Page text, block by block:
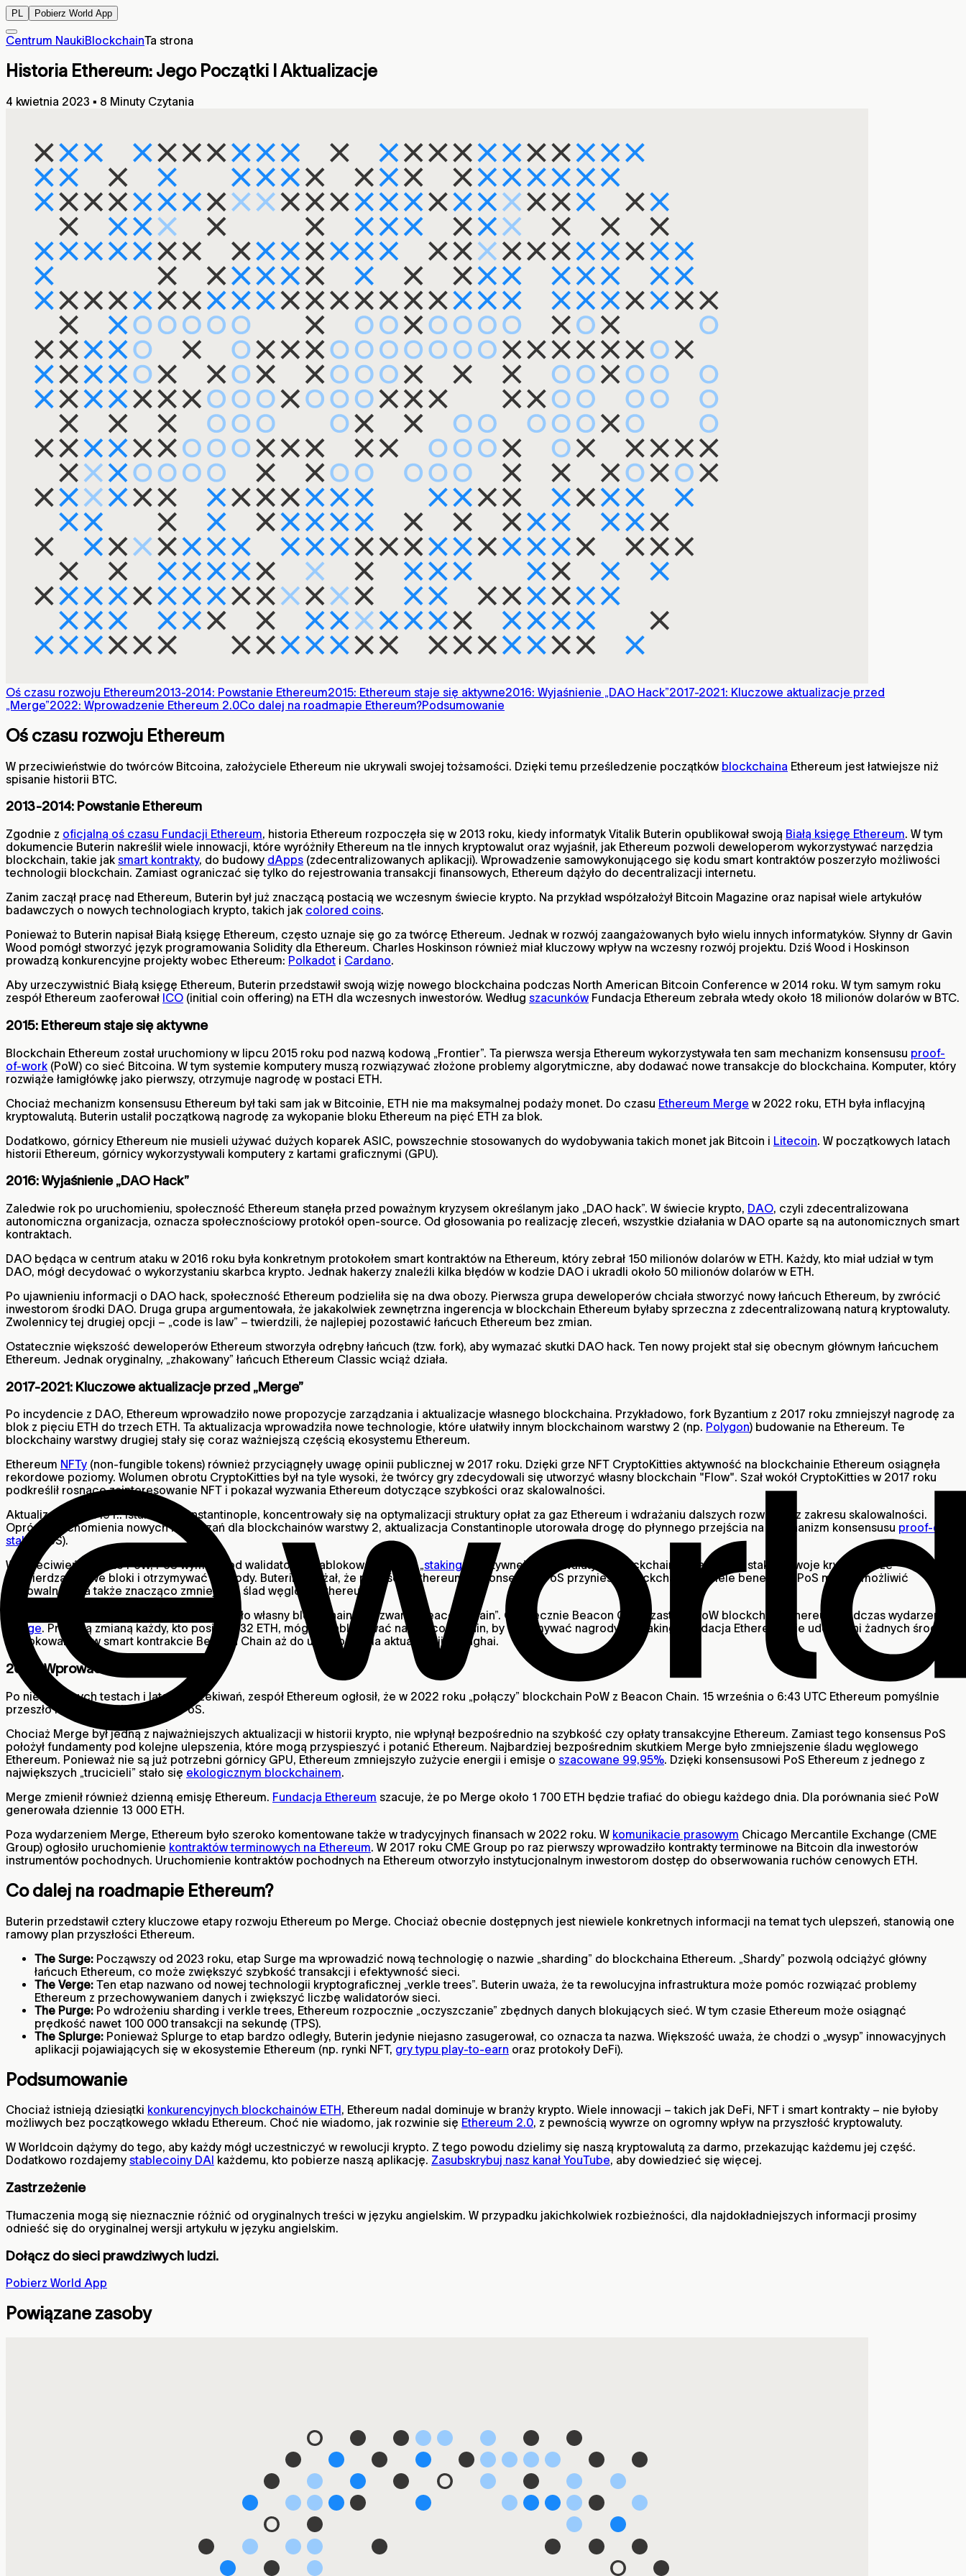
PL Pobierz World App
Centrum NaukiBlockchainTa strona
Historia Ethereum: Jego Początki I Aktualizacje
4 kwietnia 2023 ▪ 8 Minuty Czytania
Oś czasu rozwoju Ethereum2013-2014: Powstanie Ethereum2015: Ethereum staje się aktywne2016: Wyjaśnienie „DAO Hack”2017-2021: Kluczowe aktualizacje przed
„Merge”2022: Wprowadzenie Ethereum 2.0Co dalej na roadmapie Ethereum?Podsumowanie
Oś czasu rozwoju Ethereum
W przeciwieństwie do twórców Bitcoina, założyciele Ethereum nie ukrywali swojej tożsamości. Dzięki temu prześledzenie początków blockchaina Ethereum jest łatwiejsze niż
spisanie historii BTC.
2013-2014: Powstanie Ethereum
Zgodnie z oficjalną oś czasu Fundacji Ethereum, historia Ethereum rozpoczęła się w 2013 roku, kiedy informatyk Vitalik Buterin opublikował swoją Białą księgę Ethereum. W tym
dokumencie Buterin nakreślił wiele innowacji, które wyróżniły Ethereum na tle innych kryptowalut oraz wyjaśnił, jak Ethereum pozwoli deweloperom wykorzystywać narzędzia
blockchain, takie jak smart kontrakty, do budowy dApps (zdecentralizowanych aplikacji). Wprowadzenie samowykonującego się kodu smart kontraktów poszerzyło możliwości
technologii blockchain. Zamiast ograniczać się tylko do rejestrowania transakcji finansowych, Ethereum dążyło do decentralizacji internetu.
Zanim zaczął pracę nad Ethereum, Buterin był już znaczącą postacią we wczesnym świecie krypto. Na przykład współzałożył Bitcoin Magazine oraz napisał wiele artykułów
badawczych o nowych technologiach krypto, takich jak colored coins.
Ponieważ to Buterin napisał Białą księgę Ethereum, często uznaje się go za twórcę Ethereum. Jednak w rozwój zaangażowanych było wielu innych informatyków. Słynny dr Gavin
Wood pomógł stworzyć język programowania Solidity dla Ethereum. Charles Hoskinson również miał kluczowy wpływ na wczesny rozwój projektu. Dziś Wood i Hoskinson
prowadzą konkurencyjne projekty wobec Ethereum: Polkadot i Cardano.
Aby urzeczywistnić Białą księgę Ethereum, Buterin przedstawił swoją wizję nowego blockchaina podczas North American Bitcoin Conference w 2014 roku. W tym samym roku
zespół Ethereum zaoferował ICO (initial coin offering) na ETH dla wczesnych inwestorów. Według szacunków Fundacja Ethereum zebrała wtedy około 18 milionów dolarów w BTC.
2015: Ethereum staje się aktywne
Blockchain Ethereum został uruchomiony w lipcu 2015 roku pod nazwą kodową „Frontier”. Ta pierwsza wersja Ethereum wykorzystywała ten sam mechanizm konsensusu proof-
of-work (PoW) co sieć Bitcoina. W tym systemie komputery muszą rozwiązywać złożone problemy algorytmiczne, aby dodawać nowe transakcje do blockchaina. Komputer, który
rozwiąże łamigłówkę jako pierwszy, otrzymuje nagrodę w postaci ETH.
Chociaż mechanizm konsensusu Ethereum był taki sam jak w Bitcoinie, ETH nie ma maksymalnej podaży monet. Do czasu Ethereum Merge w 2022 roku, ETH była inflacyjną
kryptowalutą. Buterin ustalił początkową nagrodę za wykopanie bloku Ethereum na pięć ETH za blok.
Dodatkowo, górnicy Ethereum nie musieli używać dużych koparek ASIC, powszechnie stosowanych do wydobywania takich monet jak Bitcoin i Litecoin. W początkowych latach
historii Ethereum, górnicy wykorzystywali komputery z kartami graficznymi (GPU).
2016: Wyjaśnienie „DAO Hack”
Zaledwie rok po uruchomieniu, społeczność Ethereum stanęła przed poważnym kryzysem określanym jako „DAO hack”. W świecie krypto, DAO, czyli zdecentralizowana
autonomiczna organizacja, oznacza społecznościowy protokół open-source. Od głosowania po realizację zleceń, wszystkie działania w DAO oparte są na autonomicznych smart
kontraktach.
DAO będąca w centrum ataku w 2016 roku była konkretnym protokołem smart kontraktów na Ethereum, który zebrał 150 milionów dolarów w ETH. Każdy, kto miał udział w tym
DAO, mógł decydować o wykorzystaniu skarbca krypto. Jednak hakerzy znaleźli kilka błędów w kodzie DAO i ukradli około 50 milionów dolarów w ETH.
Po ujawnieniu informacji o DAO hack, społeczność Ethereum podzieliła się na dwa obozy. Pierwsza grupa deweloperów chciała stworzyć nowy łańcuch Ethereum, by zwrócić
inwestorom środki DAO. Druga grupa argumentowała, że jakakolwiek zewnętrzna ingerencja w blockchain Ethereum byłaby sprzeczna z zdecentralizowaną naturą kryptowaluty.
Zwolennicy tej drugiej opcji – „code is law” – twierdzili, że najlepiej pozostawić łańcuch Ethereum bez zmian.
Ostatecznie większość deweloperów Ethereum stworzyła odrębny łańcuch (tzw. fork), aby wymazać skutki DAO hack. Ten nowy projekt stał się obecnym głównym łańcuchem
Ethereum. Jednak oryginalny, „zhakowany” łańcuch Ethereum Classic wciąż działa.
2017-2021: Kluczowe aktualizacje przed „Merge”
Po incydencie z DAO, Ethereum wprowadziło nowe propozycje zarządzania i aktualizacje własnego blockchaina. Przykładowo, fork Byzantium z 2017 roku zmniejszył nagrodę za
blok z pięciu ETH do trzech ETH. Ta aktualizacja wprowadziła nowe technologie, które ułatwiły innym blockchainom warstwy 2 (np. Polygon) budowanie na Ethereum. Te
blockchainy warstwy drugiej stały się coraz ważniejszą częścią ekosystemu Ethereum.
Ethereum NFTy (non-fungible tokens) również przyciągnęły uwagę opinii publicznej w 2017 roku. Dzięki grze NFT CryptoKitties aktywność na blockchainie Ethereum osiągnęła
rekordowe poziomy. Wolumen obrotu CryptoKitties był na tyle wysoki, że twórcy gry zdecydowali się utworzyć własny blockchain "Flow". Szał wokół CryptoKitties w 2017 roku
podkreślił rosnące zainteresowanie NFT i pokazał wyzwania Ethereum dotyczące szybkości oraz skalowalności.
Aktualizacje z 2019 r.: Istanbul i Constantinople, koncentrowały się na optymalizacji struktury opłat za gaz Ethereum i wdrażaniu dalszych rozwiązań z zakresu skalowalności.
Oprócz uruchomienia nowych rozwiązań dla blockchainów warstwy 2, aktualizacja Constantinople utorowała drogę do płynnego przejścia na mechanizm konsensusu proof-of-
stake
(PoS).
W przeciwieństwie do PoW, PoS wymaga od walidatorów zablokowania (czyli „stakingu
”) natywnej kryptowaluty na blockchainie. Każdy, kto stakuje swoje krypto, może
potwierdzać nowe bloki i otrzymywać nagrody. Buterin uważał, że przejście Ethereum na konsensus PoS przyniesie blockchainowi wiele benefitów. PoS może umożliwić
skalowalność, a także znacząco zmniejszyć ślad węglowy Ethereum.
Pod koniec 2020 roku Ethereum wprowadziło własny blockchain PoS zwany „Beacon Chain”. Ostatecznie Beacon Chain zastąpił PoW blockchain Ethereum podczas wydarzenia
Merge. Przed tą zmianą każdy, kto posiadał 32 ETH, mógł je zablokować na Beacon Chain, by otrzymywać nagrody za staking. Fundacja Ethereum nie udostępni żadnych środków
zablokowanych w smart kontrakcie Beacon Chain aż do uruchomienia aktualizacji Shanghai.
2022: Wprowadzenie Ethereum 2.0
Po niezliczonych testach i latach oczekiwań, zespół Ethereum ogłosił, że w 2022 roku „połączy” blockchain PoW z Beacon Chain. 15 września o 6:43 UTC Ethereum pomyślnie
przeszło na blockchain oparty o PoS.
Chociaż Merge był jedną z najważniejszych aktualizacji w historii krypto, nie wpłynął bezpośrednio na szybkość czy opłaty transakcyjne Ethereum. Zamiast tego konsensus PoS
położył fundamenty pod kolejne ulepszenia, które mogą przyspieszyć i potanić Ethereum. Najbardziej bezpośrednim skutkiem Merge było zmniejszenie śladu węglowego
Ethereum. Ponieważ nie są już potrzebni górnicy GPU, Ethereum zmniejszyło zużycie energii i emisje o szacowane 99,95%. Dzięki konsensusowi PoS Ethereum z jednego z
największych „trucicieli” stało się ekologicznym blockchainem.
Merge zmienił również dzienną emisję Ethereum. Fundacja Ethereum szacuje, że po Merge około 1 700 ETH będzie trafiać do obiegu każdego dnia. Dla porównania sieć PoW
generowała dziennie 13 000 ETH.
Poza wydarzeniem Merge, Ethereum było szeroko komentowane także w tradycyjnych finansach w 2022 roku. W komunikacie prasowym Chicago Mercantile Exchange (CME
Group) ogłosiło uruchomienie kontraktów terminowych na Ethereum. W 2017 roku CME Group po raz pierwszy wprowadziło kontrakty terminowe na Bitcoin dla inwestorów
instrumentów pochodnych. Uruchomienie kontraktów pochodnych na Ethereum otworzyło instytucjonalnym inwestorom dostęp do obserwowania ruchów cenowych ETH.
Co dalej na roadmapie Ethereum?
Buterin przedstawił cztery kluczowe etapy rozwoju Ethereum po Merge. Chociaż obecnie dostępnych jest niewiele konkretnych informacji na temat tych ulepszeń, stanowią one
ramowy plan przyszłości Ethereum.
The Surge: Począwszy od 2023 roku, etap Surge ma wprowadzić nową technologię o nazwie „sharding” do blockchaina Ethereum. „Shardy” pozwolą odciążyć główny
łańcuch Ethereum, co może zwiększyć szybkość transakcji i efektywność sieci.
The Verge: Ten etap nazwano od nowej technologii kryptograficznej „verkle trees”. Buterin uważa, że ta rewolucyjna infrastruktura może pomóc rozwiązać problemy
Ethereum z przechowywaniem danych i zwiększyć liczbę walidatorów sieci.
The Purge: Po wdrożeniu sharding i verkle trees, Ethereum rozpocznie „oczyszczanie” zbędnych danych blokujących sieć. W tym czasie Ethereum może osiągnąć
prędkość nawet 100 000 transakcji na sekundę (TPS).
The Splurge: Ponieważ Splurge to etap bardzo odległy, Buterin jedynie niejasno zasugerował, co oznacza ta nazwa. Większość uważa, że chodzi o „wysyp” innowacyjnych
aplikacji pojawiających się w ekosystemie Ethereum (np. rynki NFT, gry typu play-to-earn oraz protokoły DeFi).
Podsumowanie
Chociaż istnieją dziesiątki konkurencyjnych blockchainów ETH , Ethereum nadal dominuje w branży krypto. Wiele innowacji – takich jak DeFi, NFT i smart kontrakty – nie byłoby
możliwych bez początkowego wkładu Ethereum. Choć nie wiadomo, jak rozwinie się Ethereum 2.0, z pewnością wywrze on ogromny wpływ na przyszłość kryptowaluty.
W Worldcoin dążymy do tego, aby każdy mógł uczestniczyć w rewolucji krypto. Z tego powodu dzielimy się naszą kryptowalutą za darmo, przekazując każdemu jej część.
Dodatkowo rozdajemy stablecoiny DAI każdemu, kto pobierze naszą aplikację. Zasubskrybuj nasz kanał YouTube, aby dowiedzieć się więcej.
Zastrzeżenie
Tłumaczenia mogą się nieznacznie różnić od oryginalnych treści w języku angielskim. W przypadku jakichkolwiek rozbieżności, dla najdokładniejszych informacji prosimy
odnieść się do oryginalnej wersji artykułu w języku angielskim.
Dołącz do sieci prawdziwych ludzi.
Pobierz World App
Powiązane zasoby